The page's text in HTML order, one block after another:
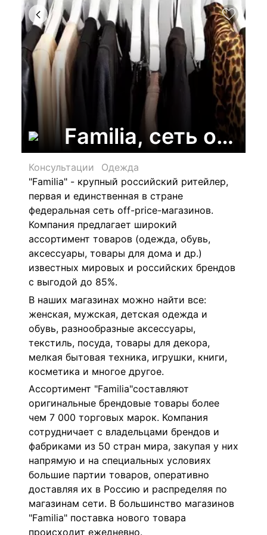
Familia, сеть офф-
Консультации
Одежда
"Familia" - крупный российский ритейлер,
первая и единственная в стране
федеральная сеть off-price-магазинов.
Компания предлагает широкий
ассортимент товаров (одежда, обувь,
аксессуары, товары для дома и др.)
известных мировых и российских брендов
с выгодой до 85%.
В наших магазинах можно найти все:
женская, мужская, детская одежда и
обувь, разнообразные аксессуары,
текстиль, посуда, товары для декора,
мелкая бытовая техника, игрушки, книги,
косметика и многое другое.
Ассортимент "Familia"составляют
оригинальные брендовые товары более
чем 7 000 торговых марок. Компания
сотрудничает с владельцами брендов и
фабриками из 50 стран мира, закупая у них
напрямую и на специальных условиях
большие партии товаров, оперативно
доставляя их в Россию и распределяя по
магазинам сети. В большинство магазинов
"Familia" поставка нового товара
происходит ежедневно.